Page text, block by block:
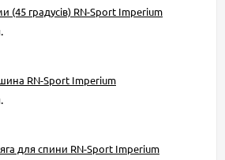
(45 градусів) RN-Sport Imperium
RN-Sport Imperium
для спини RN-Sport Imperium